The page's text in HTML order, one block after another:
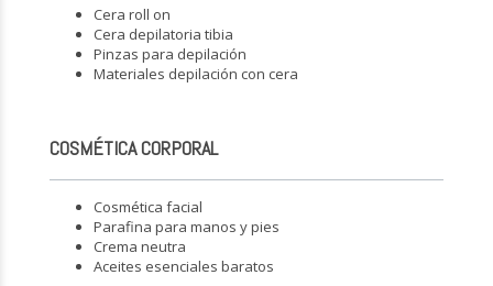
Cera roll on
Cera depilatoria tibia
Pinzas para depilación
Materiales depilación con cera
COSMÉTICA CORPORAL
Cosmética facial
Parafina para manos y pies
Crema neutra
Aceites esenciales baratos